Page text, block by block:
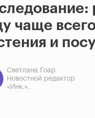
чаще
и
Светлана Гоар
Новостной редактор
«Инк.».